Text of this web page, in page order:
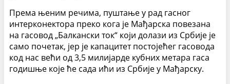
Према њеним речима, пуштање у рад гасног
интерконектора преко кога је Мађарска повезана
на гасовод „Балкански ток“ који долази из Србије је
само почетак, јер је капацитет постојећег гасовода
код нас већи од 3,5 милијарде кубних метара гаса
годишње које ће сада ићи из Србије у Мађарску.